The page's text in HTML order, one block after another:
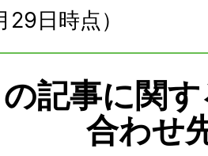
29日時点）
記事に関
合わせ